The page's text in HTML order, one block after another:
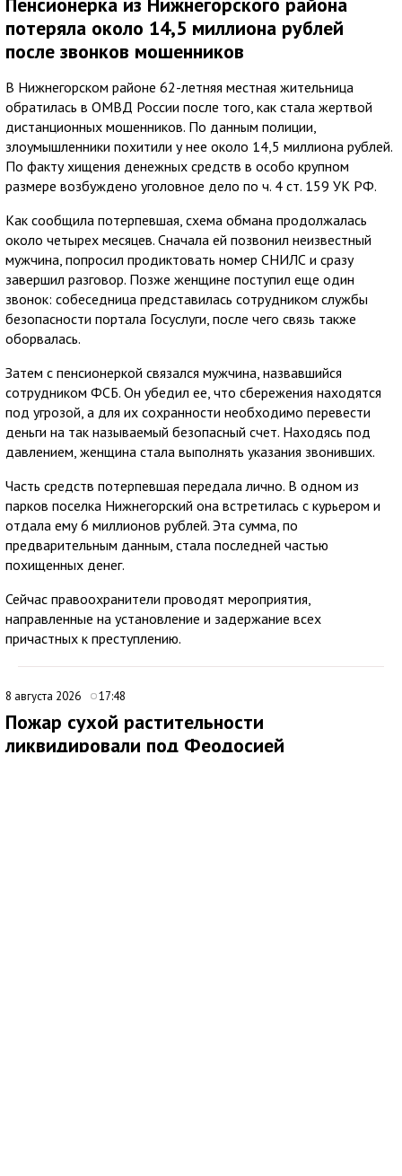
потеряла около 14,5 миллиона рублей
после звонков мошенников
В Нижнегорском районе 62-летняя местная жительница
обратилась в ОМВД России после того, как стала жертвой
дистанционных мошенников. По данным полиции,
злоумышленники похитили у нее около 14,5 миллиона рублей.
По факту хищения денежных средств в особо крупном
размере возбуждено уголовное дело по ч. 4 ст. 159 УК РФ.
Как сообщила потерпевшая, схема обмана продолжалась
около четырех месяцев. Сначала ей позвонил неизвестный
мужчина, попросил продиктовать номер СНИЛС и сразу
завершил разговор. Позже женщине поступил еще один
звонок: собеседница представилась сотрудником службы
безопасности портала Госуслуги, после чего связь также
оборвалась.
Затем с пенсионеркой связался мужчина, назвавшийся
сотрудником ФСБ. Он убедил ее, что сбережения находятся
под угрозой, а для их сохранности необходимо перевести
деньги на так называемый безопасный счет. Находясь под
давлением, женщина стала выполнять указания звонивших.
Часть средств потерпевшая передала лично. В одном из
парков поселка Нижнегорский она встретилась с курьером и
отдала ему 6 миллионов рублей. Эта сумма, по
предварительным данным, стала последней частью
похищенных денег.
Сейчас правоохранители проводят мероприятия,
направленные на установление и задержание всех
причастных к преступлению.
8 августа 2026 17:48
Пожар сухой растительности
ликвидировали под Феодосией